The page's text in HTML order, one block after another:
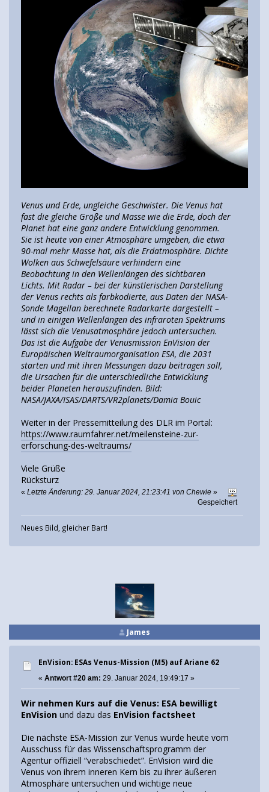
Venus und Erde, ungleiche Geschwister. Die Venus hat
fast die gleiche Größe und Masse wie die Erde, doch der
Planet hat eine ganz andere Entwicklung genommen.
Sie ist heute von einer Atmosphäre umgeben, die etwa
90-mal mehr Masse hat, als die Erdatmosphäre. Dichte
Wolken aus Schwefelsäure verhindern eine
Beobachtung in den Wellenlängen des sichtbaren
Lichts. Mit Radar – bei der künstlerischen Darstellung
der Venus rechts als farbkodierte, aus Daten der NASA-
Sonde Magellan berechnete Radarkarte dargestellt –
und in einigen Wellenlängen des infraroten Spektrums
lässt sich die Venusatmosphäre jedoch untersuchen.
Das ist die Aufgabe der Venusmission EnVision der
Europäischen Weltraumorganisation ESA, die 2031
starten und mit ihren Messungen dazu beitragen soll,
die Ursachen für die unterschiedliche Entwicklung
beider Planeten herauszufinden. Bild:
NASA/JAXA/ISAS/DARTS/VR2planets/Damia Bouic
Weiter in der Pressemitteilung des DLR im Portal:
https://www.raumfahrer.net/meilensteine-zur-
erforschung-des-weltraums/
Viele Grüße
Rücksturz
« Letzte Änderung: 29. Januar 2024, 21:23:41 von Chewie »
Gespeichert
Neues Bild, gleicher Bart!
James
EnVision: ESAs Venus-Mission (M5) auf Ariane 62
« Antwort #20 am: 29. Januar 2024, 19:49:17 »
Wir nehmen Kurs auf die Venus: ESA bewilligt
EnVision und dazu das EnVision factsheet
Die nächste ESA-Mission zur Venus wurde heute vom
Ausschuss für das Wissenschaftsprogramm der
Agentur offiziell “verabschiedet”. EnVision wird die
Venus von ihrem inneren Kern bis zu ihrer äußeren
Atmosphäre untersuchen und wichtige neue